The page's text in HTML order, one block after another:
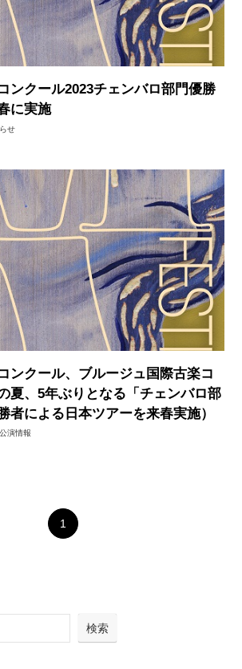
ンクール2023チェンバロ部門優勝
に実施
せ
ンクール、ブルージュ国際古楽コ
夏、5年ぶりとなる「チェンバロ部
者による日本ツアーを来春実施）
演情報
1
検索